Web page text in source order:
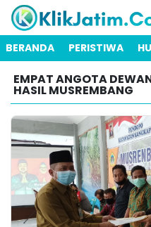
BERANDA PERISTIWA
EMPAT ANGOTA
HASIL MUSREMBANG